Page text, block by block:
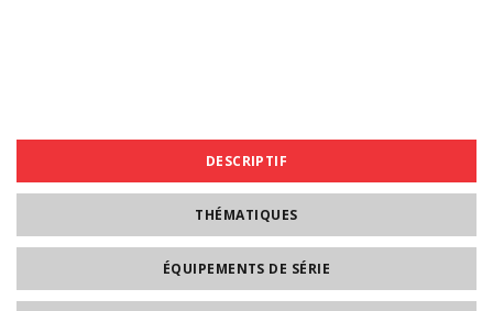
DESCRIPTIF
THÉMATIQUES
ÉQUIPEMENTS DE SÉRIE